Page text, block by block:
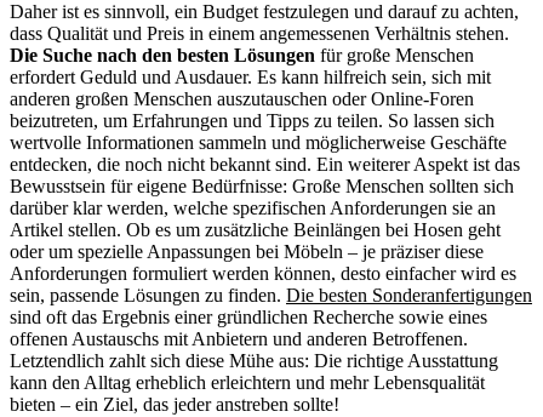
Daher ist es sinnvoll, ein Budget festzulegen und darauf zu achten,
dass Qualität und Preis in einem angemessenen Verhältnis stehen.
Die Suche nach den besten Lösungen für große Menschen
erfordert Geduld und Ausdauer. Es kann hilfreich sein, sich mit
anderen großen Menschen auszutauschen oder Online-Foren
beizutreten, um Erfahrungen und Tipps zu teilen. So lassen sich
wertvolle Informationen sammeln und möglicherweise Geschäfte
entdecken, die noch nicht bekannt sind. Ein weiterer Aspekt ist das
Bewusstsein für eigene Bedürfnisse: Große Menschen sollten sich
darüber klar werden, welche spezifischen Anforderungen sie an
Artikel stellen. Ob es um zusätzliche Beinlängen bei Hosen geht
oder um spezielle Anpassungen bei Möbeln – je präziser diese
Anforderungen formuliert werden können, desto einfacher wird es
sein, passende Lösungen zu finden. Die besten Sonderanfertigungen
sind oft das Ergebnis einer gründlichen Recherche sowie eines
offenen Austauschs mit Anbietern und anderen Betroffenen.
Letztendlich zahlt sich diese Mühe aus: Die richtige Ausstattung
kann den Alltag erheblich erleichtern und mehr Lebensqualität
bieten – ein Ziel, das jeder anstreben sollte!